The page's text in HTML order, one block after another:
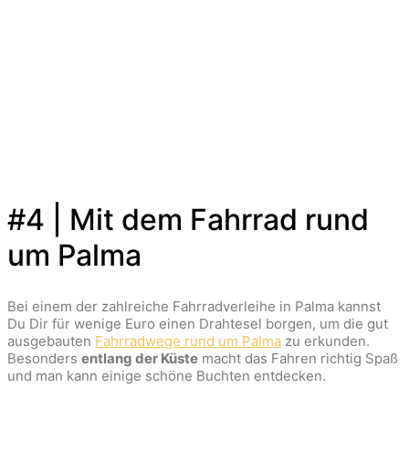
#4 | Mit dem Fahrrad rund
um Palma
Bei einem der zahlreiche Fahrradverleihe in Palma kannst
Du Dir für wenige Euro einen Drahtesel borgen, um die gut
ausgebauten Fahrradwege rund um Palma zu erkunden.
Besonders entlang der Küste macht das Fahren richtig Spaß
und man kann einige schöne Buchten entdecken.